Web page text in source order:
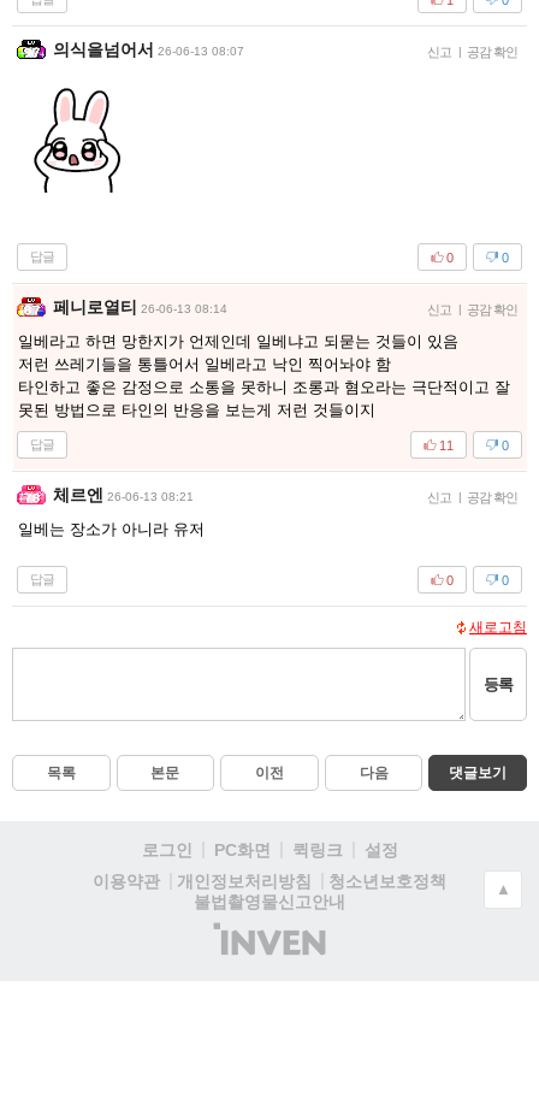
의식을넘어서 26-06-13 08:07 신고 | 공감 확인
답글 0
0
페니로열티 26-06-13 08:14 신고 | 공감 확인
일베라고 하면 망한지가 언제인데 일베냐고 되묻는 것들이 있음
저런 쓰레기들을 통틀어서 일베라고 낙인 찍어놔야 함
타인하고 좋은 감정으로 소통을 못하니 조롱과 혐오라는 극단적이고 잘
못된 방법으로 타인의 반응을 보는게 저런 것들이지
답글 0
11
체르엔 26-06-13 08:21 신고 | 공감 확인
일베는 장소가 아니라 유저
답글 0
0
새로고침
등록
목록 본문 이전 다음 댓글보기
로그인 PC화면 퀵링크
설정
이용약관
개인정보처리방침
청소년보호정책
불법촬영물신고안내
(주)
인
▲